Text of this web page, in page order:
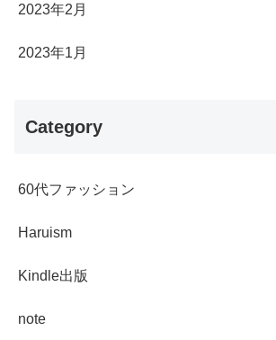
2023年2月
2023年1月
Category
60代ファッション
Haruism
Kindle出版
note